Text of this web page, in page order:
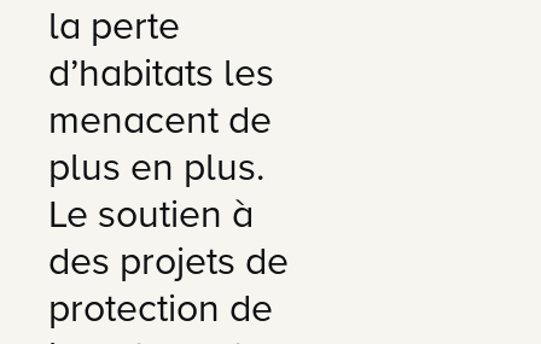
la perte
d’habitats les
menacent de
plus en plus.
Le soutien à
des projets de
protection de